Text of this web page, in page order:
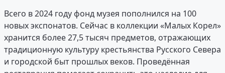
Всего в 2024 году фонд музея пополнился на 100
новых экспонатов. Сейчас в коллекции «Малых Корел»
хранится более 27,5 тысяч предметов, отражающих
традиционную культуру крестьянства Русского Севера
и городской быт прошлых веков. Проведённая